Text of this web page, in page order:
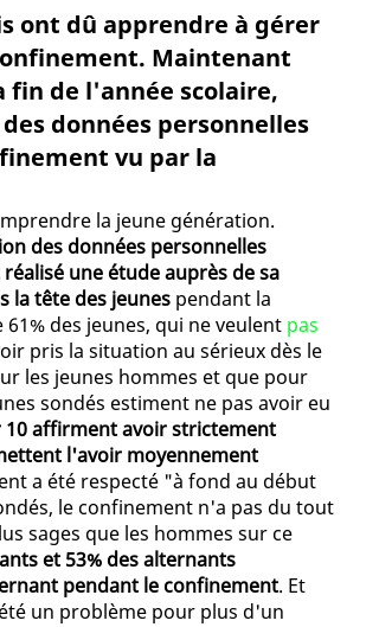
ont dû apprendre à gérer
Maintenant
fin de l'année scolaire,
données personnelles
vu par la
la jeune génération.
des données personnelles
une étude auprès de sa
la tête des jeunes pendant la
des jeunes, qui ne veulent pas
pris la situation au sérieux dès le
les jeunes hommes et que pour
sondés estiment ne pas avoir eu
10 affirment avoir strictement
l'avoir moyennement
a été respecté "à fond au début
le confinement n'a pas du tout
sages que les hommes sur ce
et 53% des alternants
pendant le confinement. Et
un problème pour plus d'un